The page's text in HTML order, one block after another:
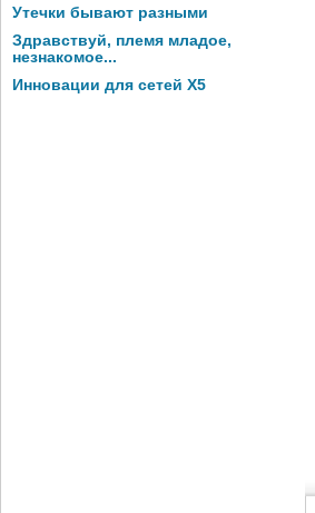
Утечки бывают разными
Здравствуй, племя младое,
незнакомое...
Инновации для сетей X5